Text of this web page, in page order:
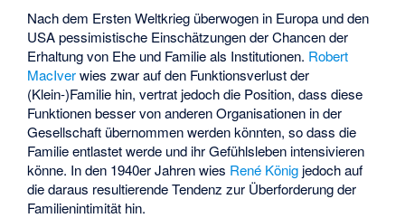
Nach dem Ersten Weltkrieg überwogen in Europa und den
USA pessimistische Einschätzungen der Chancen der
Erhaltung von Ehe und Familie als Institutionen. Robert
MacIverwies zwar auf den Funktionsverlust der
(Klein-)Familie hin, vertrat jedoch die Position, dass diese
Funktionen besser von anderen Organisationen in der
Gesellschaft übernommen werden könnten, so dass die
Familie entlastet werde und ihr Gefühlsleben intensivieren
könne. In den 1940er Jahren wies René König jedoch auf
die daraus resultierende Tendenz zur Überforderung der
Familienintimität hin.